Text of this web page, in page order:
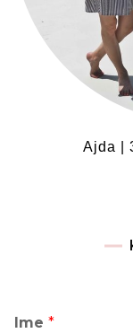
Ajda |
Ime *